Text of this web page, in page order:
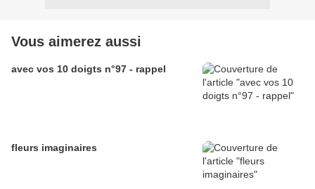
Vous aimerez aussi
avec vos 10 doigts n°97 - rappel
fleurs imaginaires